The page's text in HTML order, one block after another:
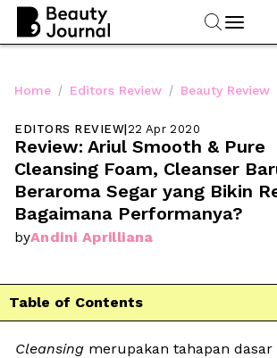
Home / Editors Review / Beauty Review
EDITORS REVIEW|22 Apr 2020
Review: Ariul Smooth & Pure
Cleansing Foam, Cleanser
Beraroma Segar yang Bikin
Bagaimana Performanya?
byAndini Aprilliana
Table of Contents
Cleansing merupakan tahapan dasar